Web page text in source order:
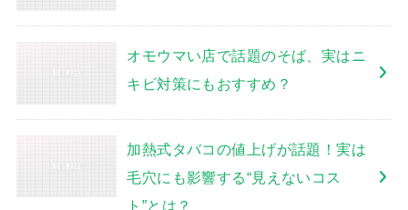
オモウマい店で話題のそば、実はニ
キビ対策にもおすすめ？
加熱式タバコの値上げが話題！実は
毛穴にも影響する“見えないコス
ト”とは？